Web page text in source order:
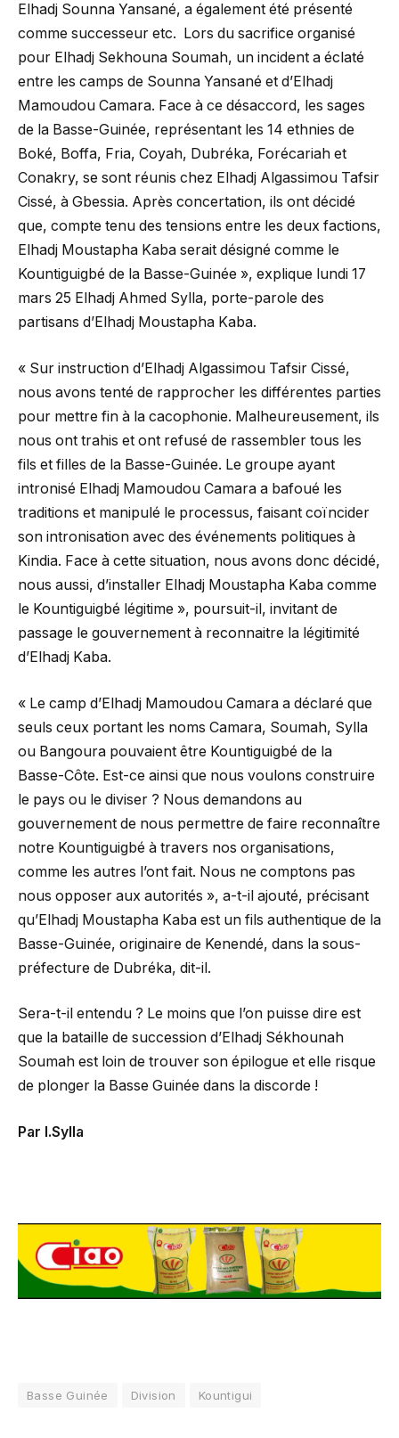
Elhadj Sounna Yansané, a également été présenté
comme successeur etc. Lors du sacrifice organisé
pour Elhadj Sekhouna Soumah, un incident a éclaté
entre les camps de Sounna Yansané et d’Elhadj
Mamoudou Camara. Face à ce désaccord, les sages
de la Basse-Guinée, représentant les 14 ethnies de
Boké, Boffa, Fria, Coyah, Dubréka, Forécariah et
Conakry, se sont réunis chez Elhadj Algassimou Tafsir
Cissé, à Gbessia. Après concertation, ils ont décidé
que, compte tenu des tensions entre les deux factions,
Elhadj Moustapha Kaba serait désigné comme le
Kountiguigbé de la Basse-Guinée », explique lundi 17
mars 25 Elhadj Ahmed Sylla, porte-parole des
partisans d’Elhadj Moustapha Kaba.
« Sur instruction d’Elhadj Algassimou Tafsir Cissé,
nous avons tenté de rapprocher les différentes parties
pour mettre fin à la cacophonie. Malheureusement, ils
nous ont trahis et ont refusé de rassembler tous les
fils et filles de la Basse-Guinée. Le groupe ayant
intronisé Elhadj Mamoudou Camara a bafoué les
traditions et manipulé le processus, faisant coïncider
son intronisation avec des événements politiques à
Kindia. Face à cette situation, nous avons donc décidé,
nous aussi, d’installer Elhadj Moustapha Kaba comme
le Kountiguigbé légitime », poursuit-il, invitant de
passage le gouvernement à reconnaitre la légitimité
d’Elhadj Kaba.
« Le camp d’Elhadj Mamoudou Camara a déclaré que
seuls ceux portant les noms Camara, Soumah, Sylla
ou Bangoura pouvaient être Kountiguigbé de la
Basse-Côte. Est-ce ainsi que nous voulons construire
le pays ou le diviser ? Nous demandons au
gouvernement de nous permettre de faire reconnaître
notre Kountiguigbé à travers nos organisations,
comme les autres l’ont fait. Nous ne comptons pas
nous opposer aux autorités », a-t-il ajouté, précisant
qu’Elhadj Moustapha Kaba est un fils authentique de la
Basse-Guinée, originaire de Kenendé, dans la sous-
préfecture de Dubréka, dit-il.
Sera-t-il entendu ? Le moins que l’on puisse dire est
que la bataille de succession d’Elhadj Sékhounah
Soumah est loin de trouver son épilogue et elle risque
de plonger la Basse Guinée dans la discorde !
Par I.Sylla
Basse Guinée Division Kountigui